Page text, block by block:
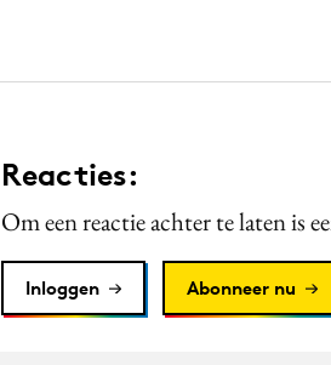
Reacties:
Om een reactie achter te laten is
Inloggen Abonneer nu